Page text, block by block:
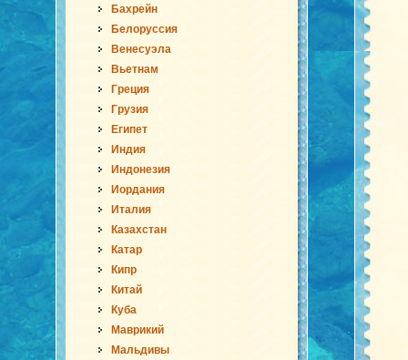
Бахрейн
Белоруссия
Венесуэла
Вьетнам
Греция
Грузия
Египет
Индия
Индонезия
Иордания
Италия
Казахстан
Катар
Кипр
Китай
Куба
Маврикий
Мальдивы